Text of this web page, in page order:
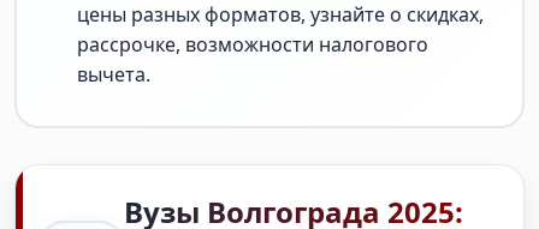
цены разных форматов, узнайте о скидках,
рассрочке, возможности налогового
вычета.
Вузы Волгограда 2025: